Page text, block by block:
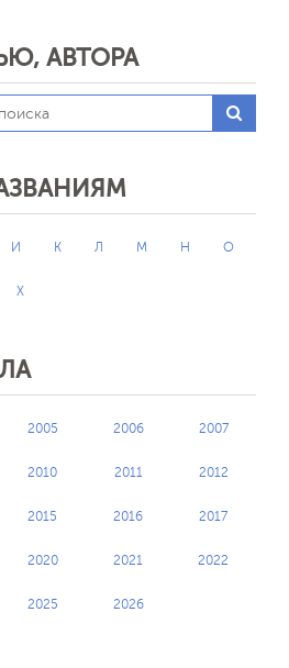
АВТОРА
И К Л М Н О
Х
2005 2006 2007
2010 2011 2012
2015 2016 2017
2020 2021 2022
2025 2026